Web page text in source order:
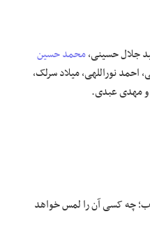
جلال حسینی،محمد حسین
احمد نوراللهی، میلاد سرلک،
و مهدی عبدی.
چه کسی آن را لمس خواهد